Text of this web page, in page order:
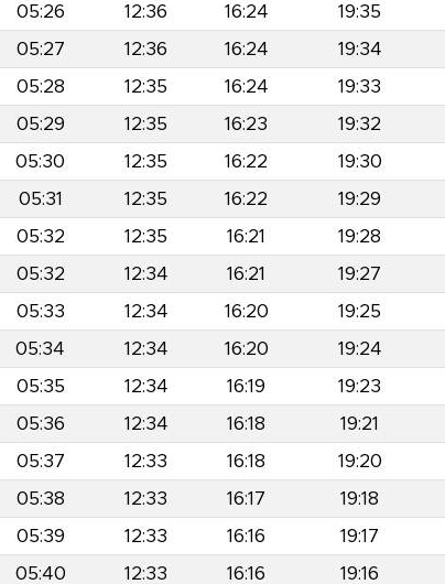
05:26 12:36 16:24 19:35
05:27 12:36 16:24 19:34
05:28 12:35 16:24 19:33
05:29 12:35 16:23 19:32
05:30 12:35 16:22 19:30
05:31 12:35 16:22 19:29
05:32 12:35 16:21 19:28
05:32 12:34 16:21 19:27
05:33 12:34 16:20 19:25
05:34 12:34 16:20 19:24
05:35 12:34 16:19 19:23
05:36 12:34 16:18 19:21
05:37 12:33 16:18 19:20
05:38 12:33 16:17 19:18
05:39 12:33 16:16 19:17
05:40 12:33 16:16 19:16